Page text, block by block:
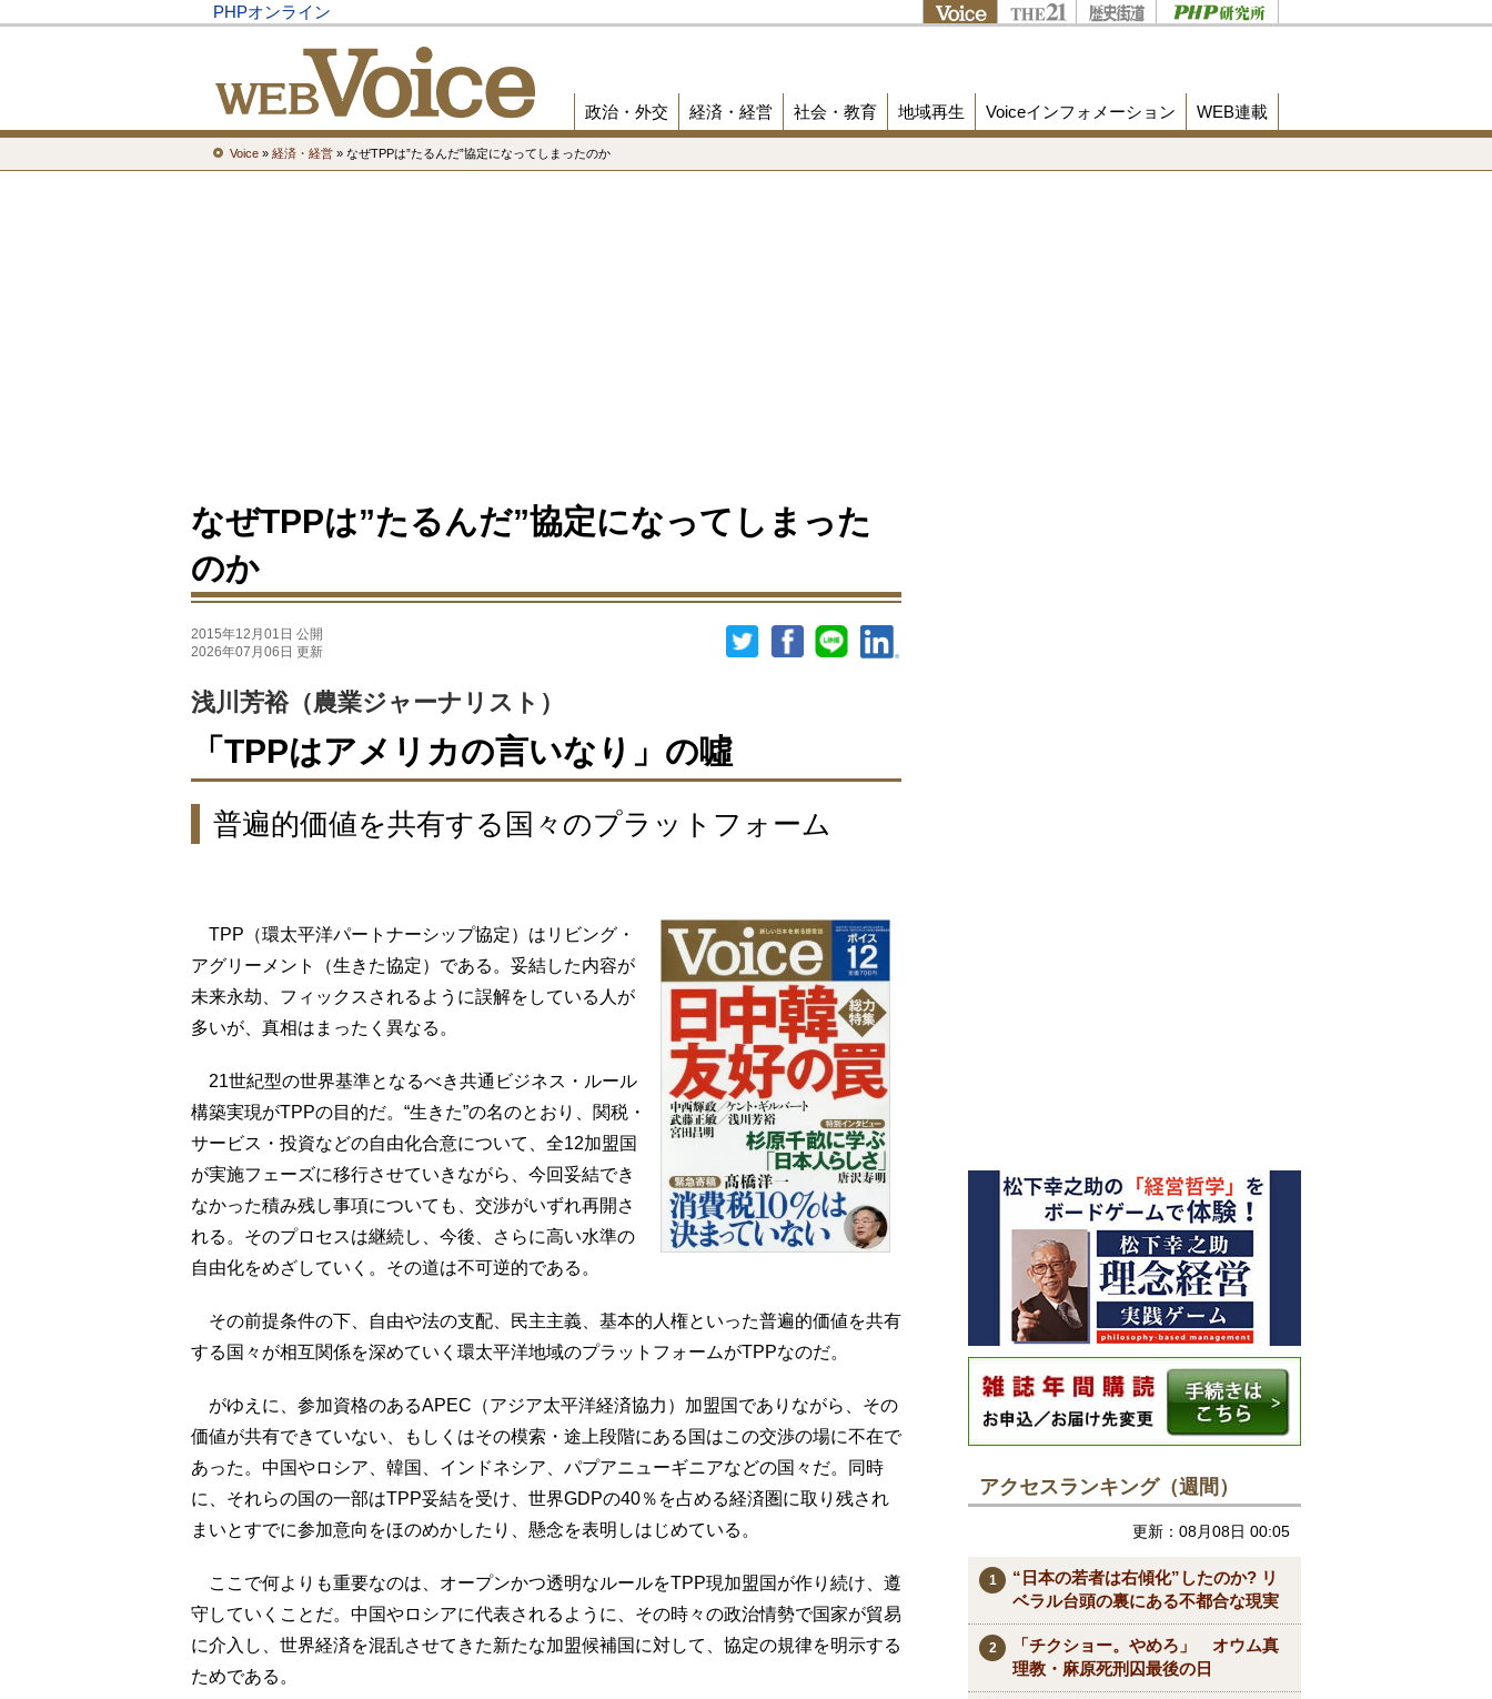
PHPオンライン
政治・外交 経済・経営 社会・教育 地域再生 Voiceインフォメーション WEB連載
Voice » 経済・経営 » なぜTPPは”たるんだ”協定になってしまったのか
なぜTPPは”たるんだ”協定になってしまった
のか
2015年12月01日 公開
2026年07月06日 更新
浅川芳裕（農業ジャーナリスト）
「TPPはアメリカの言いなり」の噓
普遍的価値を共有する国々のプラットフォーム
TPP（環太平洋パートナーシップ協定）はリビング・
アグリーメント（生きた協定）である。妥結した内容が
未来永劫、フィックスされるように誤解をしている人が
多いが、真相はまったく異なる。
21世紀型の世界基準となるべき共通ビジネス・ルール
構築実現がTPPの目的だ。“生きた”の名のとおり、関税・
サービス・投資などの自由化合意について、全12加盟国
が実施フェーズに移行させていきながら、今回妥結でき
なかった積み残し事項についても、交渉がいずれ再開さ
れる。そのプロセスは継続し、今後、さらに高い水準の
自由化をめざしていく。その道は不可逆的である。
その前提条件の下、自由や法の支配、民主主義、基本的人権といった普遍的価値を共有
する国々が相互関係を深めていく環太平洋地域のプラットフォームがTPPなのだ。
がゆえに、参加資格のあるAPEC（アジア太平洋経済協力）加盟国でありながら、その
価値が共有できていない、もしくはその模索・途上段階にある国はこの交渉の場に不在で
あった。中国やロシア、韓国、インドネシア、パプアニューギニアなどの国々だ。同時
に、それらの国の一部はTPP妥結を受け、世界GDPの40％を占める経済圏に取り残され
まいとすでに参加意向をほのめかしたり、懸念を表明しはじめている。
ここで何よりも重要なのは、オープンかつ透明なルールをTPP現加盟国が作り続け、遵
守していくことだ。中国やロシアに代表されるように、その時々の政治情勢で国家が貿易
に介入し、世界経済を混乱させてきた新たな加盟候補国に対して、協定の規律を明示する
ためである。
アクセスランキング（週間）
更新：08月08日 00:05
“日本の若者は右傾化”したのか? リ
ベラル台頭の裏にある不都合な現実
「チクショー。やめろ」 オウム真
理教・麻原死刑囚最後の日